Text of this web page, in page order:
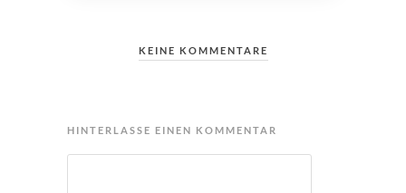
KEINE KOMMENTARE
HINTERLASSE EINEN KOMMENTAR